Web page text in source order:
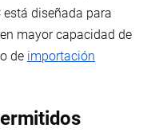
está diseñada para
mayor capacidad de
de importación